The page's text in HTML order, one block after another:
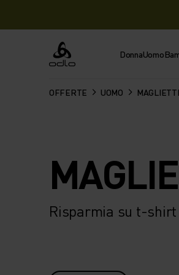
Odlo DonnaUomo
OFFERTE UOMO
Risparmia su t-